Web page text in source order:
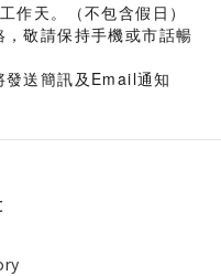
作天。（不包含假日）
敬請保持手機或市話暢
發送簡訊及Email通知